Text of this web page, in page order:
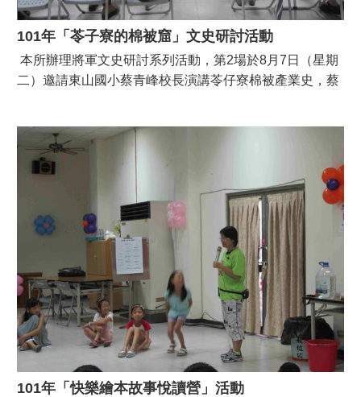
101年「苓子寮的棉被窟」文史研討活動
本所辦理將軍文史研討系列活動，第2場於8月7日（星期
二）邀請東山國小蔡青峰校長演講苓仔寮棉被產業史，蔡
程錄成DVD，加以保存。
101年「快樂繪本故事悅讀營」活動